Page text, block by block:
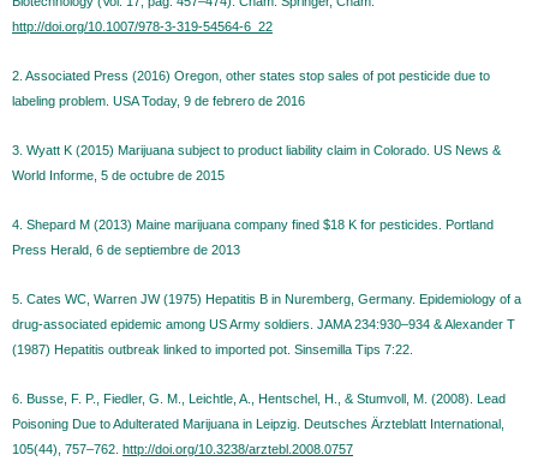
http://doi.org/10.1007/978-3-319-54564-6_22
2. Associated Press (2016) Oregon, other states stop sales of pot pesticide due to
labeling problem. USA Today, 9 de febrero de 2016
3. Wyatt K (2015) Marijuana subject to product liability claim in Colorado. US News &
World Informe, 5 de octubre de 2015
4. Shepard M (2013) Maine marijuana company fined $18 K for pesticides. Portland
Press Herald, 6 de septiembre de 2013
5. Cates WC, Warren JW (1975) Hepatitis B in Nuremberg, Germany. Epidemiology of a
drug-associated epidemic among US Army soldiers. JAMA 234:930–934 & Alexander T
(1987) Hepatitis outbreak linked to imported pot. Sinsemilla Tips 7:22.
6. Busse, F. P., Fiedler, G. M., Leichtle, A., Hentschel, H., & Stumvoll, M. (2008). Lead
Poisoning Due to Adulterated Marijuana in Leipzig. Deutsches Ärzteblatt International,
105(44), 757–762. http://doi.org/10.3238/arztebl.2008.0757